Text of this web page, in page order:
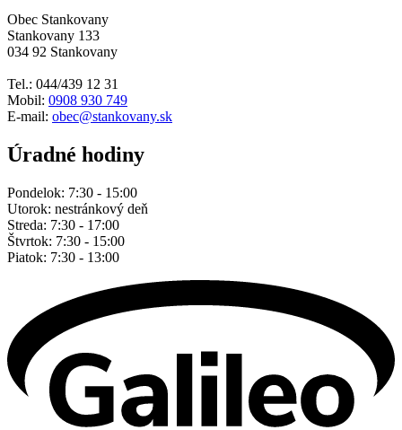
Obec Stankovany
Stankovany 133
034 92 Stankovany
Tel.: 044/439 12 31
Mobil: 0908 930 749
E-mail: obec@stankovany.sk
Úradné hodiny
Pondelok: 7:30 - 15:00
Utorok: nestránkový deň
Streda: 7:30 - 17:00
Štvrtok: 7:30 - 15:00
Piatok: 7:30 - 13:00